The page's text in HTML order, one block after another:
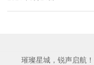
璀璨星城，锐声启航